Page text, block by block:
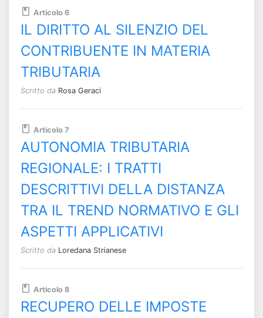
Articolo 6
IL DIRITTO AL SILENZIO DEL
CONTRIBUENTE IN MATERIA
TRIBUTARIA
Scritto da Rosa Geraci
Articolo 7
AUTONOMIA TRIBUTARIA
REGIONALE: I TRATTI
DESCRITTIVI DELLA DISTANZA
TRA IL TREND NORMATIVO E GLI
ASPETTI APPLICATIVI
Scritto da Loredana Strianese
Articolo 8
RECUPERO DELLE IMPOSTE